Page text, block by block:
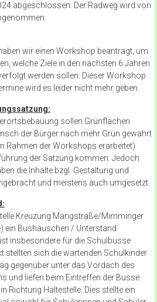
abgeschlossen. Der Radweg wird von
wir einen Workshop beantragt, um
welche Ziele in den nächsten 6 Jahren
werden sollen. Dieser Workshop
wird es leider nicht mehr geben.
sollen Grünflächen
der Bürger nach mehr Grün gewahrt
Rahmen der Workshops erarbeitet)
der Satzung kommen. Jedoch
die Inhalte bzgl. Gestaltung und
und meistens auch umgesetzt.
Kreuzung Mangstraße/Mimminger
ein Bushäuschen / Unterstand
insbesondere für die Schulbusse
stellten sich die wartenden Schulkinder
gegenüber unter das Vordach des
und liefen beim Eintreffen der Busse
Richtung Haltestelle. Dies stellte ein